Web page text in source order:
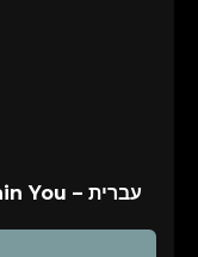
סרט תיעודי: SOURCE – It’s Within You – עברית